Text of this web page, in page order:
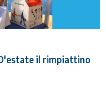
D'estate il rimpiattino